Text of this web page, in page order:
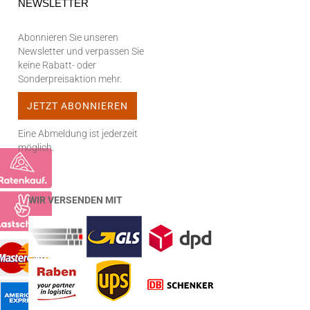
NEWSLETTER
Abonnieren Sie unseren
Newsletter und verpassen Sie
keine Rabatt- oder
Sonderpreisaktion mehr.
Eine Abmeldung ist jederzeit
möglich.
WIR VERSENDEN MIT